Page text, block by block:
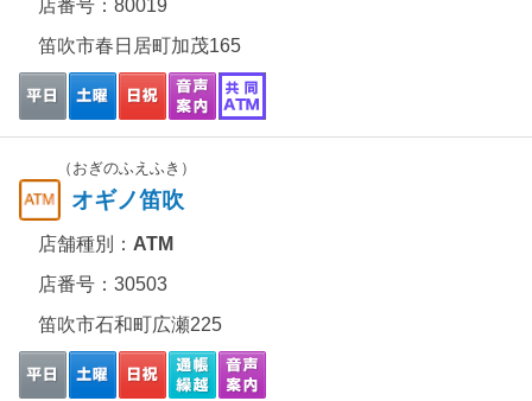
店番号：80019
笛吹市春日居町加茂165
（おぎのふえふき）
オギノ笛吹
店舗種別： ATM
店番号：30503
笛吹市石和町広瀬225